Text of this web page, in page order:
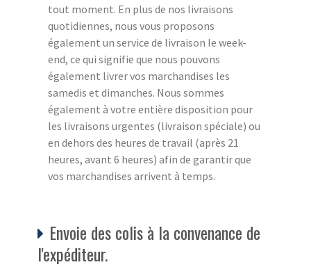
tout moment. En plus de nos livraisons
quotidiennes, nous vous proposons
également un service de livraison le week-
end, ce qui signifie que nous pouvons
également livrer vos marchandises les
samedis et dimanches. Nous sommes
également à votre entière disposition pour
les livraisons urgentes (livraison spéciale) ou
en dehors des heures de travail (après 21
heures, avant 6 heures) afin de garantir que
vos marchandises arrivent à temps.
Envoie des colis à la convenance de
l'expéditeur.